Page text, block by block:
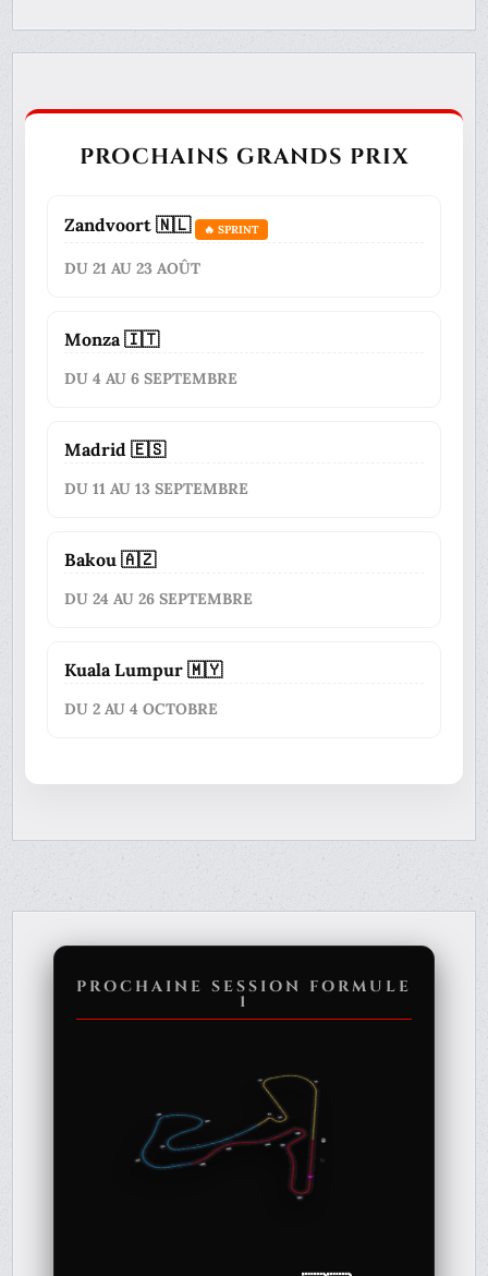
PROCHAINS GRANDS PRIX
Zandvoort 🇳🇱 🔥 SPRINT
DU 21 AU 23 AOÛT
Monza 🇮🇹
DU 4 AU 6 SEPTEMBRE
Madrid 🇪🇸
DU 11 AU 13 SEPTEMBRE
Bakou 🇦🇿
DU 24 AU 26 SEPTEMBRE
Kuala Lumpur 🇲🇾
DU 2 AU 4 OCTOBRE
PROCHAINE SESSION FORMULE
1